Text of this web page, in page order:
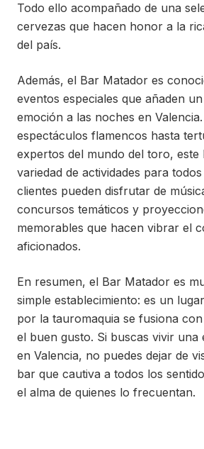
Todo ello acompañado de una
cervezas que hacen honor a la
del país.
Además, el Bar Matador es
eventos especiales que añaden
emoción a las noches en
espectáculos flamencos hasta
expertos del mundo del toro,
variedad de actividades para
clientes pueden disfrutar de
concursos temáticos y
memorables que hacen vibrar el
aficionados.
En resumen, el Bar Matador es
simple establecimiento: es un
por la tauromaquia se fusiona
el buen gusto. Si buscas vivir una
en Valencia, no puedes dejar de
bar que cautiva a todos los
el alma de quienes lo frecuentan.